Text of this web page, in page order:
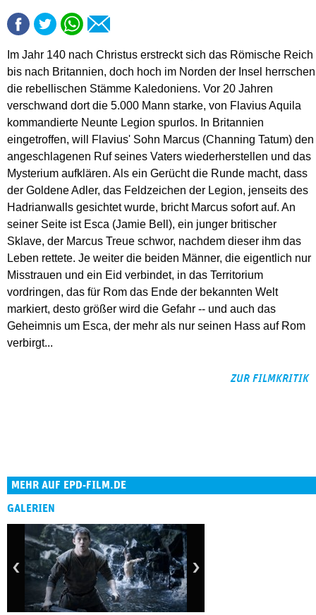
Im Jahr 140 nach Christus erstreckt sich das Römische Reich
bis nach Britannien, doch hoch im Norden der Insel herrschen
die rebellischen Stämme Kaledoniens. Vor 20 Jahren
verschwand dort die 5.000 Mann starke, von Flavius Aquila
kommandierte Neunte Legion spurlos. In Britannien
eingetroffen, will Flavius' Sohn Marcus (Channing Tatum) den
angeschlagenen Ruf seines Vaters wiederherstellen und das
Mysterium aufklären. Als ein Gerücht die Runde macht, dass
der Goldene Adler, das Feldzeichen der Legion, jenseits des
Hadrianwalls gesichtet wurde, bricht Marcus sofort auf. An
seiner Seite ist Esca (Jamie Bell), ein junger britischer
Sklave, der Marcus Treue schwor, nachdem dieser ihm das
Leben rettete. Je weiter die beiden Männer, die eigentlich nur
Misstrauen und ein Eid verbindet, in das Territorium
vordringen, das für Rom das Ende der bekannten Welt
markiert, desto größer wird die Gefahr -- und auch das
Geheimnis um Esca, der mehr als nur seinen Hass auf Rom
verbirgt...
ZUR FILMKRITIK
MEHR AUF EPD-FILM.DE
GALERIEN